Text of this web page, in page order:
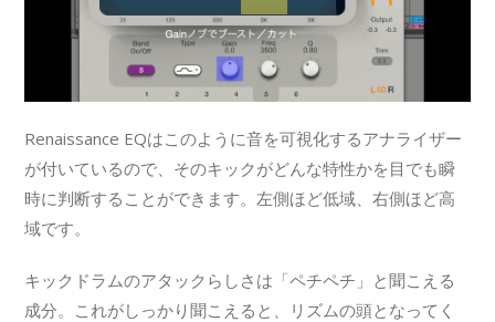
Renaissance EQはこのように音を可視化するアナライザー
が付いているので、そのキックがどんな特性かを目でも瞬
時に判断することができます。左側ほど低域、右側ほど高
域です。
キックドラムのアタックらしさは「ペチペチ」と聞こえる
成分。これがしっかり聞こえると、リズムの頭となってく